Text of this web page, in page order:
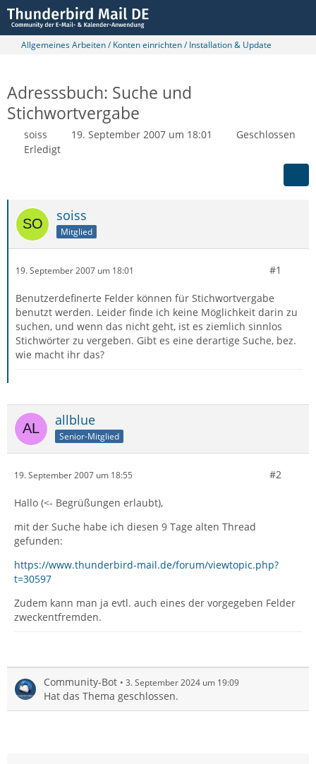
Allgemeines Arbeiten / Konten einrichten / Installation & Update
Adresssbuch: Suche und
Stichwortvergabe
soiss 19. September 2007 um 18:01
Geschlossen
Erledigt
soiss
Mitglied
19. September 2007 um 18:01 #1
Benutzerdefinerte Felder können für Stichwortvergabe
benutzt werden. Leider finde ich keine Möglichkeit darin zu
suchen, und wenn das nicht geht, ist es ziemlich sinnlos
Stichwörter zu vergeben. Gibt es eine derartige Suche, bez.
wie macht ihr das?
allblue
Senior-Mitglied
19. September 2007 um 18:55 #2
Hallo (<- Begrüßungen erlaubt),
mit der Suche habe ich diesen 9 Tage alten Thread
gefunden:
https://www.thunderbird-mail.de/forum/viewtopic.php?
t=30597
Zudem kann man ja evtl. auch eines der vorgegeben Felder
zweckentfremden.
Community-Bot 3. September 2024 um 19:09
Hat das Thema geschlossen.